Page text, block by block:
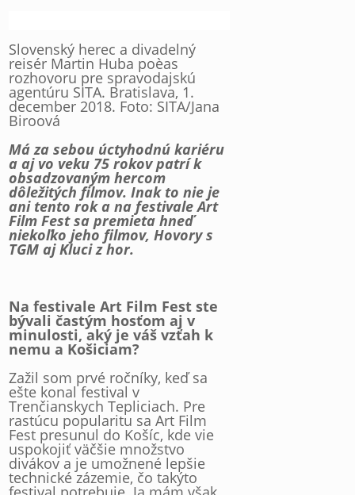
Slovenský herec a divadelný
reisér Martin Huba poèas
rozhovoru pre spravodajskú
agentúru SITA. Bratislava, 1.
december 2018. Foto: SITA/Jana
Biroová
Má za sebou úctyhodnú kariéru
a aj vo veku 75 rokov patrí k
obsadzovaným hercom
dôležitých filmov. Inak to nie je
ani tento rok a na festivale Art
Film Fest sa premieta hneď
niekoľko jeho filmov, Hovory s
TGM aj Kluci z hor.
Na festivale Art Film Fest ste
bývali častým hosťom aj v
minulosti, aký je váš vzťah k
nemu a Košiciam?
Zažil som prvé ročníky, keď sa
ešte konal festival v
Trenčianskych Tepliciach. Pre
rastúcu popularitu sa Art Film
Fest presunul do Košíc, kde vie
uspokojiť väčšie množstvo
divákov a je umožnené lepšie
technické zázemie, čo takýto